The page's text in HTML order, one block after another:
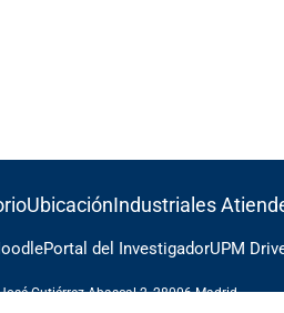
UbicaciónIndustriales
Portal del InvestigadorUPM
Gutiérrez Abascal 2, 28006 Madrid